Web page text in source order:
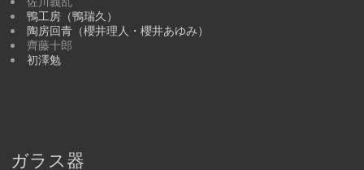
鴨工房（鴨瑞久）
陶房回青（櫻井理人・櫻井あゆみ）
齊藤十郎
初澤勉
ガラス器